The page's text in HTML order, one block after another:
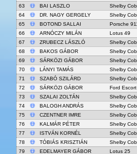
63
BAI LASZLO
Shelby
64
DR. NAGY GERGELY
Shelby
65
BOTOND SALLAI
Porsche
66
ARNÓCZY MILÁN
Lotus 49
67
ZRUBECZ LÁSZLÓ
Shelby
68
BAKOS GÁBOR
Shelby
69
SÁRKÖZI GÁBOR
Shelby
70
LÁNYI TAMÁS
Shelby
71
SZABÓ SZILÁRD
Shelby
72
SÁRKÖZI GÁBOR
Ford
73
SZALAI ZOLTÁN
Shelby
74
BALOGH ANDRÁS
Shelby
75
CZENTNER IMRE
Shelby
76
KALMÁR PÉTER
Shelby
77
ISTVÁN KORNÉL
Shelby
78
TÓBIÁS KRISZTIÁN
Shelby
79
EDELMAYER GÁBOR
Lotus 25